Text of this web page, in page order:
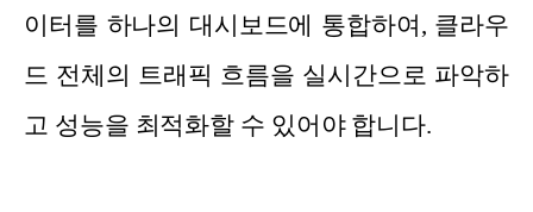
이터를 하나의 대시보드에 통합하여, 클라우
드 전체의 트래픽 흐름을 실시간으로 파악하
고 성능을 최적화할 수 있어야 합니다.